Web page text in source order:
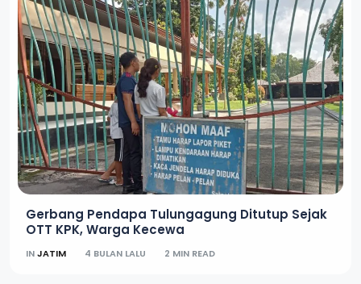
Gerbang Pendapa Tulungagung Ditutup Sejak
OTT KPK, Warga Kecewa
INJATIM 4 BULAN LALU 2 MIN READ